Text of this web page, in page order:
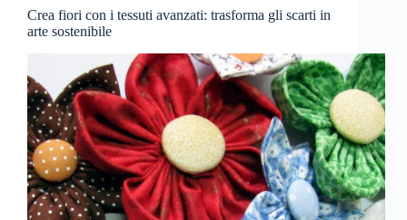
Crea fiori con i tessuti avanzati: trasforma gli scarti in
arte sostenibile